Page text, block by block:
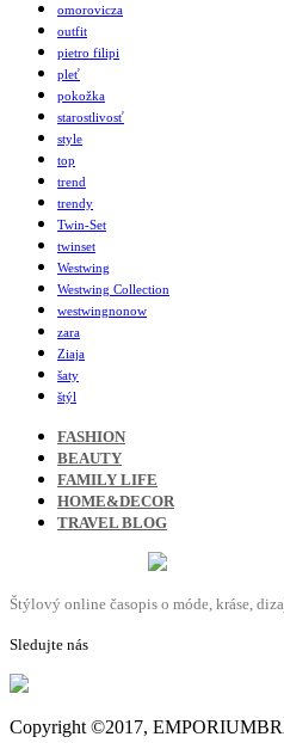
omorovicza
outfit
pietro filipi
pleť
pokožka
starostlivosť
style
top
trend
trendy
Twin-Set
twinset
Westwing
Westwing Collection
westwingnonow
zara
Ziaja
šaty
štýl
FASHION
BEAUTY
FAMILY LIFE
HOME&DECOR
TRAVEL BLOG
Štýlový online časopis o móde, kráse,
Sledujte nás
Copyright ©2017,